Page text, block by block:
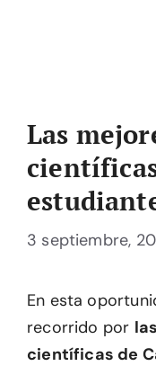
Las
3 septiembre,
En esta
recorrido por
científicas de